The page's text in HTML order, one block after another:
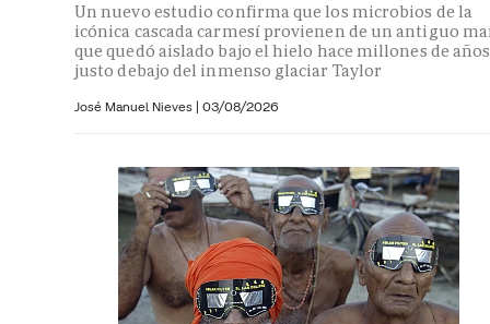
Un nuevo estudio confirma que los microbios de la
icónica cascada carmesí provienen de un antiguo
que quedó aislado bajo el hielo hace millones de años
justo debajo del inmenso glaciar Taylor
José Manuel Nieves | 03/08/2026